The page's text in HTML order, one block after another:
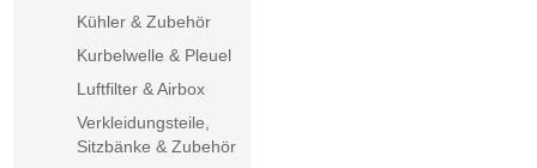
Kühler & Zubehör
Kurbelwelle & Pleuel
Luftfilter & Airbox
Verkleidungsteile,
Sitzbänke & Zubehör